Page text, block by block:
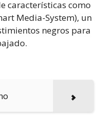
características como
Media-System), un
negros para